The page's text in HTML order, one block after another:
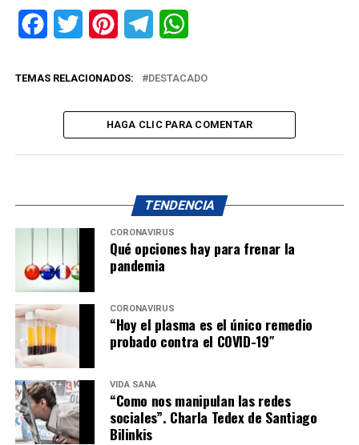
FacebookTwitter PinterestTelegram
TEMAS RELACIONADOS: DESTACADO
HAGA CLIC PARA COMENTAR
TENDENCIA
CORONAVIRUS
Qué opciones hay para frenar la
pandemia
CORONAVIRUS
“Hoy el plasma es el único remedio
probado contra el COVID-19″
VIDA SANA
“Como nos manipulan las redes
sociales”. Charla Tedex de Santiago
Bilinkis